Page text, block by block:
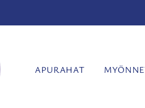
APURAHAT